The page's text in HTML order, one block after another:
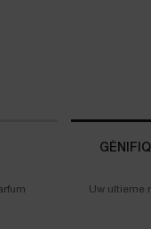
DIE
Uw ultieme